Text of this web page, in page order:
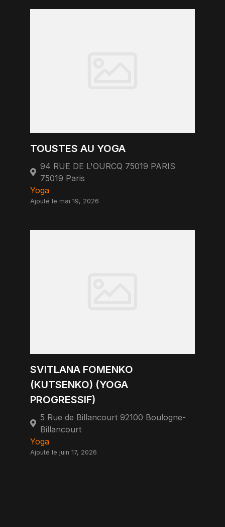
TOUSTES AU YOGA
94 RUE DE L'OURCQ 75019 PARIS
75019 Paris
Yoga
Ajouté le mai 19, 2026
SVITLANA FOMENKO
(KUTSENKO) (YOGA
PROGRESSIF)
5 Rue de Billancourt 92100 Boulogne-
Billancourt
Yoga
Ajouté le juin 17, 2026